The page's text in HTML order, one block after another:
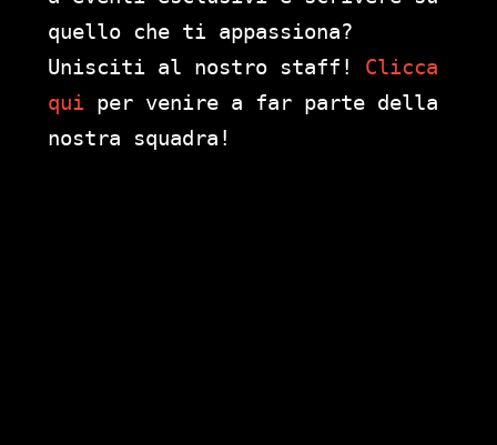
quello che ti appassiona?
Unisciti al nostro staff! Clicca
qui per venire a far parte della
nostra squadra!